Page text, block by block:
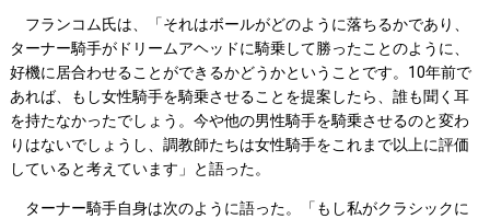
フランコム氏は、「それはボールがどのように落ちるかであり、
ターナー騎手がドリームアヘッドに騎乗して勝ったことのように、
好機に居合わせることができるかどうかということです。10年前で
あれば、もし女性騎手を騎乗させることを提案したら、誰も聞く耳
を持たなかったでしょう。今や他の男性騎手を騎乗させるのと変わ
りはないでしょうし、調教師たちは女性騎手をこれまで以上に評価
していると考えています」と語った。
ターナー騎手自身は次のように語った。「もし私がクラシックに